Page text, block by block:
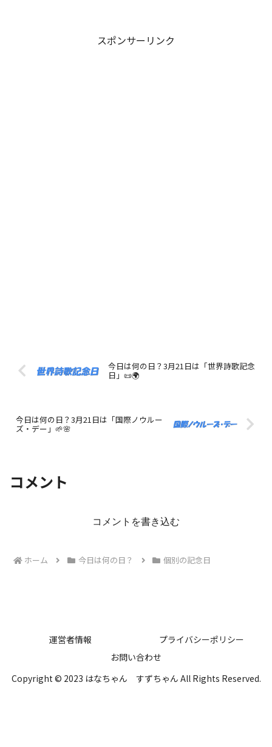
スポンサーリンク
今日は何の日？3月21日は「世界詩歌記念
日」📜🌍
今日は何の日？3月21日は「国際ノウルー
ズ・デー」🌱🌸
コメント
コメントを書き込む
ホーム 今日は何の日？ 個別の記念日
運営者情報
プライバシーポリシー
お問い合わせ
Copyright © 2023 はなちゃん すずちゃん All Rights Reserved.